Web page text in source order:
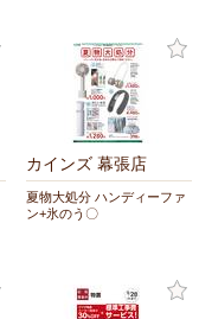
カインズ 幕張店
夏物大処分 ハンディーファ
ン+氷のう〇